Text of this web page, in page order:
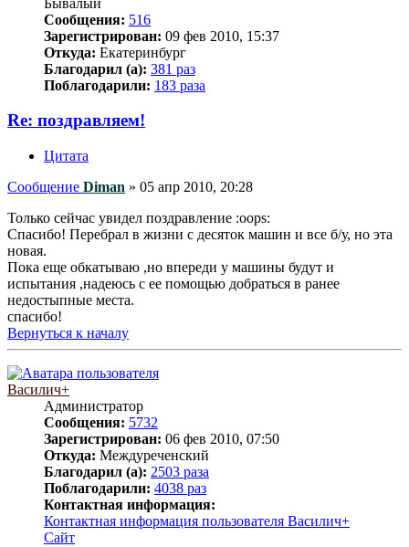
Сообщения: 516
Зарегистрирован: 09 фев 2010, 15:37
Откуда: Екатеринбург
Благодарил (а): 381 раз
Поблагодарили: 183 раза
Re: поздравляем!
Цитата
Сообщение Diman » 05 апр 2010, 20:28
Только сейчас увидел поздравление :oops:
Спасибо! Перебрал в жизни с десяток машин и все б/у, но эта
новая.
Пока еще обкатываю ,но впереди у машины будут и
испытания ,надеюсь с ее помощью добраться в ранее
недостыпные места.
спасибо!
Вернуться к началу
Василич+
Администратор
Сообщения: 5732
Зарегистрирован: 06 фев 2010, 07:50
Откуда: Междуреченский
Благодарил (а): 2503 раза
Поблагодарили: 4038 раз
Контактная информация:
Контактная информация пользователя Василич+
Сайт